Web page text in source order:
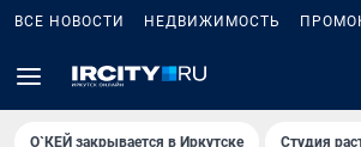
ВСЕ НОВОСТИ НЕДВИЖИМОСТЬ
О`КЕЙ закрывается в Иркутске Студия